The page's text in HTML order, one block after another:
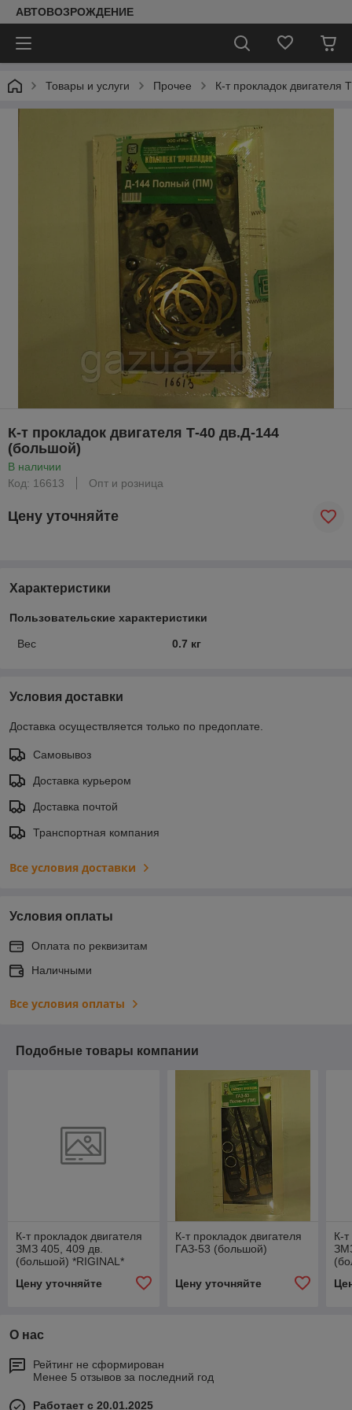
АВТОВОЗРОЖДЕНИЕ
Товары и услуги Прочее К-т прокладок
К-т прокладок двигателя Т-40 дв.Д-144
(большой)
В наличии
Код: 16613
Опт и розница
Цену уточняйте
Характеристики
Пользовательские характеристики
Вес 0.7 кг
Условия доставки
Доставка осуществляется только по предоплате.
Самовывоз
Доставка курьером
Доставка почтой
Транспортная компания
Все условия доставки
Условия оплаты
Оплата по реквизитам
Наличными
Все условия оплаты
Подобные товары компании
К-т прокладок двигателя
ЗМЗ 405, 409 дв.
(большой) *RIGINAL*
Цену уточняйте
К-т прокладок двигателя
ГАЗ-53 (большой)
Цену уточняйте
К-т
00
О нас
Рейтинг не сформирован
Менее 5 отзывов за последний год
Работает с 20.01.2025